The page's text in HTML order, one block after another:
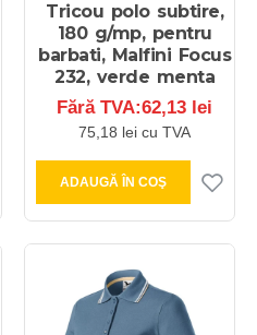
Tricou polo subtire,
180 g/mp, pentru
barbati, Malfini Focus
232, verde menta
Fără TVA:62,13 lei
75,18 lei cu TVA
ADAUGĂ ÎN COŞ